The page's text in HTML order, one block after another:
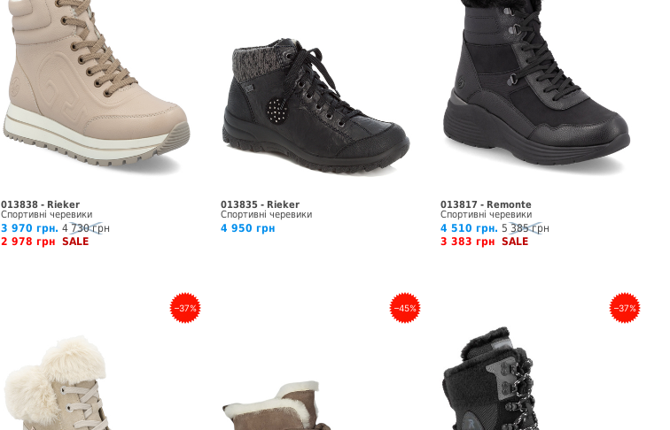
013838 - Rieker
Спортивні черевики
3 970 грн. 4 730 грн
2 978 грн SALE
013835 - Rieker
Спортивні черевики
4 950 грн
013817 - Remonte
Спортивні черевики
4 510 грн. 5 385 грн
3 383 грн SALE
–37% –45% –37%